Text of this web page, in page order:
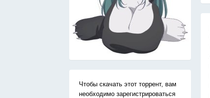
Чтобы скачать этот торрент, вам
необходимо зарегистрироваться